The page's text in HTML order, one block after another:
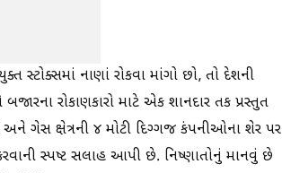
સ્ટોક્સમાં નાણાં રોકવા માંગો છો, તો દેશની
રોકાણકારો માટે એક શાનદાર તક પ્રસ્તુત
ગેસ ક્ષેત્રની ૪ મોટી દિગ્ગજ કંપનીઓના શેર પર
સ્પષ્ટ સલાહ આપી છે. નિષ્ણાતોનું માનવું છે